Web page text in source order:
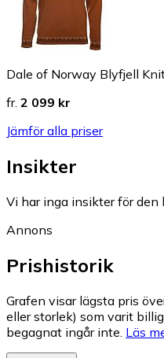
Dale of Norway Blyfjell
fr. 2 099 kr
Jämför alla priser
Insikter
Vi har inga insikter för den
Annons
Prishistorik
Grafen visar lägsta pris
eller storlek) som varit
begagnat ingår inte. Läs